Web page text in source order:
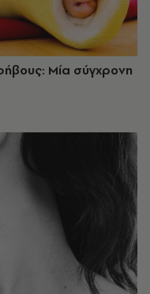
Μία σύγχρονη